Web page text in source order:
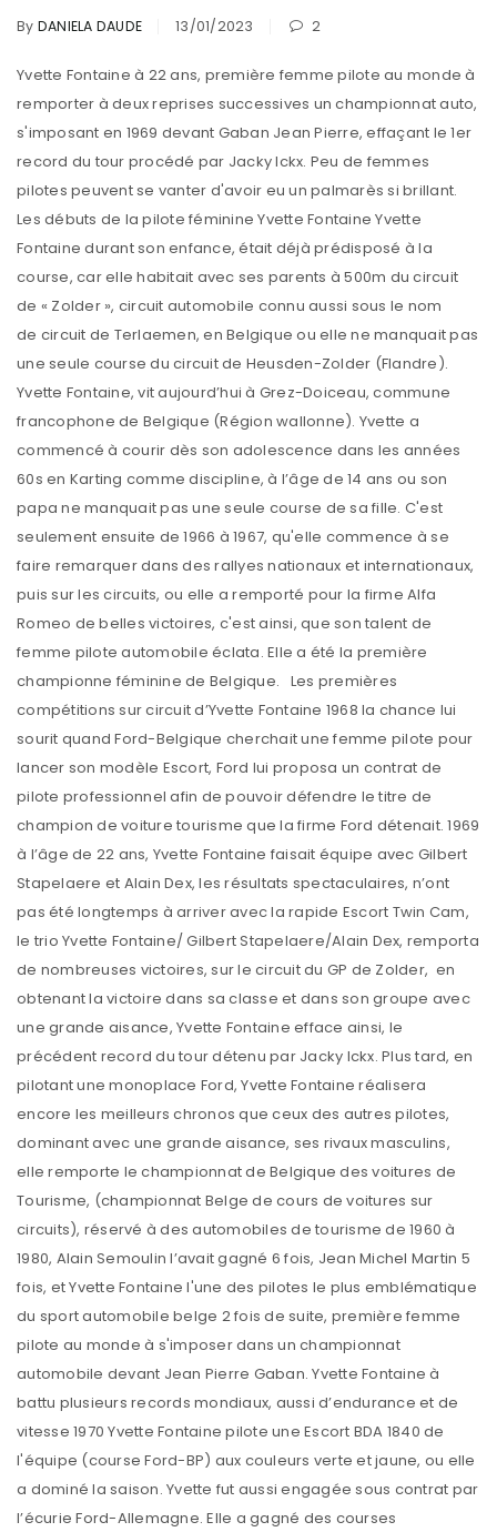
By DANIELA DAUDE 13/01/2023 2
Yvette Fontaine à 22 ans, première femme pilote au monde à
remporter à deux reprises successives un championnat auto,
s'imposant en 1969 devant Gaban Jean Pierre, effaçant le 1er
record du tour procédé par Jacky Ickx. Peu de femmes
pilotes peuvent se vanter d'avoir eu un palmarès si brillant.
Les débuts de la pilote féminine Yvette Fontaine Yvette
Fontaine durant son enfance, était déjà prédisposé à la
course, car elle habitait avec ses parents à 500m du circuit
de « Zolder », circuit automobile connu aussi sous le nom
de circuit de Terlaemen, en Belgique ou elle ne manquait pas
une seule course du circuit de Heusden-Zolder (Flandre).
Yvette Fontaine, vit aujourd’hui à Grez-Doiceau, commune
francophone de Belgique (Région wallonne). Yvette a
commencé à courir dès son adolescence dans les années
60s en Karting comme discipline, à l’âge de 14 ans ou son
papa ne manquait pas une seule course de sa fille. C'est
seulement ensuite de 1966 à 1967, qu'elle commence à se
faire remarquer dans des rallyes nationaux et internationaux,
puis sur les circuits, ou elle a remporté pour la firme Alfa
Romeo de belles victoires, c'est ainsi, que son talent de
femme pilote automobile éclata. Elle a été la première
championne féminine de Belgique. Les premières
compétitions sur circuit d’Yvette Fontaine 1968 la chance lui
sourit quand Ford-Belgique cherchait une femme pilote pour
lancer son modèle Escort, Ford lui proposa un contrat de
pilote professionnel afin de pouvoir défendre le titre de
champion de voiture tourisme que la firme Ford détenait. 1969
à l’âge de 22 ans, Yvette Fontaine faisait équipe avec Gilbert
Stapelaere et Alain Dex, les résultats spectaculaires, n’ont
pas été longtemps à arriver avec la rapide Escort Twin Cam,
le trio Yvette Fontaine/ Gilbert Stapelaere/Alain Dex, remporta
de nombreuses victoires, sur le circuit du GP de Zolder, en
obtenant la victoire dans sa classe et dans son groupe avec
une grande aisance, Yvette Fontaine efface ainsi, le
précédent record du tour détenu par Jacky Ickx. Plus tard, en
pilotant une monoplace Ford, Yvette Fontaine réalisera
encore les meilleurs chronos que ceux des autres pilotes,
dominant avec une grande aisance, ses rivaux masculins,
elle remporte le championnat de Belgique des voitures de
Tourisme, (championnat Belge de cours de voitures sur
circuits), réservé à des automobiles de tourisme de 1960 à
1980, Alain Semoulin l’avait gagné 6 fois, Jean Michel Martin 5
fois, et Yvette Fontaine l'une des pilotes le plus emblématique
du sport automobile belge 2 fois de suite, première femme
pilote au monde à s'imposer dans un championnat
automobile devant Jean Pierre Gaban. Yvette Fontaine à
battu plusieurs records mondiaux, aussi d’endurance et de
vitesse 1970 Yvette Fontaine pilote une Escort BDA 1840 de
l'équipe (course Ford-BP) aux couleurs verte et jaune, ou elle
a dominé la saison. Yvette fut aussi engagée sous contrat par
l’écurie Ford-Allemagne. Elle a gagné des courses